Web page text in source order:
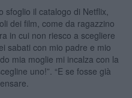
il catalogo di Netflix,
dei film, come da ragazzino
in cui non riesco a scegliere
sabati con mio padre e mio
mia moglie mi incalza con la
uno!”. “E se fosse già